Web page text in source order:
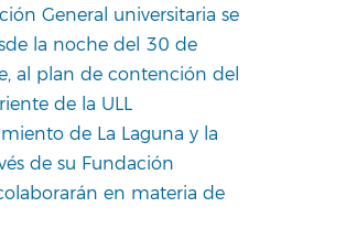
General universitaria se
la noche del 30 de
al plan de contención del
de la ULL
de La Laguna y la
de su Fundación
en materia de